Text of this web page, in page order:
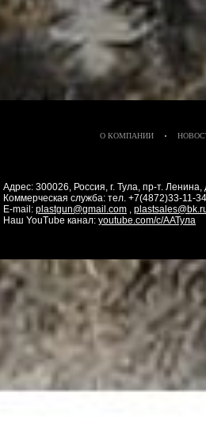
О КОМПАНИИ
Адрес: 300026, Россия, г. Тула, пр-т.
Коммерческая служба: тел. +7(4872)33-
E-mail: plastgun@gmail.com ,
Наш YouTube канал: youtube.com/c/ААТула